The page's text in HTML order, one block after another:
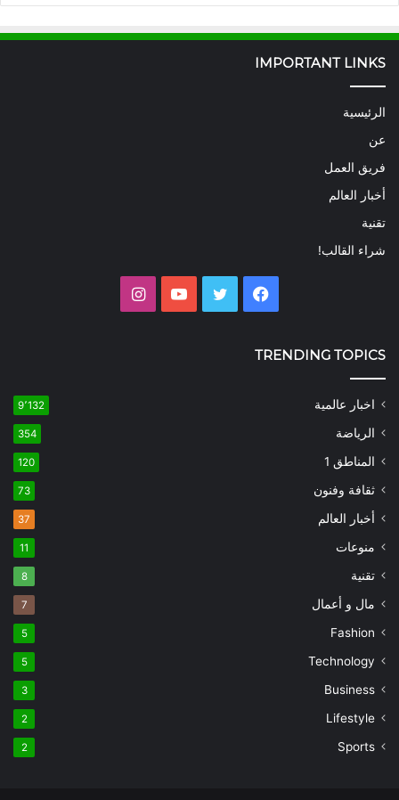
IMPORTANT LINKS
الرئيسية
عن
فريق العمل
أخبار العالم
تقنية
شراء القالب!
فيسبوك تويتر يوتيوب
TRENDING TOPICS
اخبار عالمية 9٬132
الرياضة 354
المناطق 1 120
ثقافة وفنون 73
أخبار العالم 37
منوعات 11
تقنية 8
مال و أعمال 7
Fashion
5
Technology
5
Business
3
Lifestyle
2
Sports
2